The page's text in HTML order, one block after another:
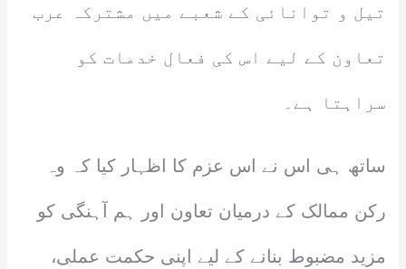
تیل و توانائی کے شعبے میں مشترکہ عرب
تعاون کے لیے اس کی فعال خدمات کو
سراہتا ہے۔
ساتھ ہی اس نے اس عزم کا اظہار کیا کہ وہ
رکن ممالک کے درمیان تعاون اور ہم آہنگی کو
مزید مضبوط بنانے کے لیے اپنی حکمت عملی،